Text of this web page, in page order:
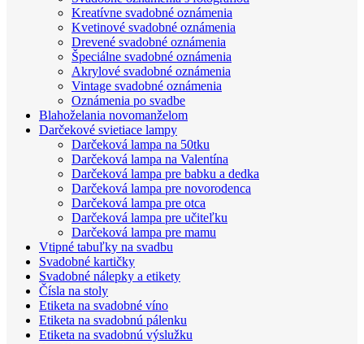
Kreatívne svadobné oznámenia
Kvetinové svadobné oznámenia
Drevené svadobné oznámenia
Špeciálne svadobné oznámenia
Akrylové svadobné oznámenia
Vintage svadobné oznámenia
Oznámenia po svadbe
Blahoželania novomanželom
Darčekové svietiace lampy
Darčeková lampa na 50tku
Darčeková lampa na Valentína
Darčeková lampa pre babku a dedka
Darčeková lampa pre novorodenca
Darčeková lampa pre otca
Darčeková lampa pre učiteľku
Darčeková lampa pre mamu
Vtipné tabuľky na svadbu
Svadobné kartičky
Svadobné nálepky a etikety
Čísla na stoly
Etiketa na svadobné víno
Etiketa na svadobnú pálenku
Etiketa na svadobnú výslužku